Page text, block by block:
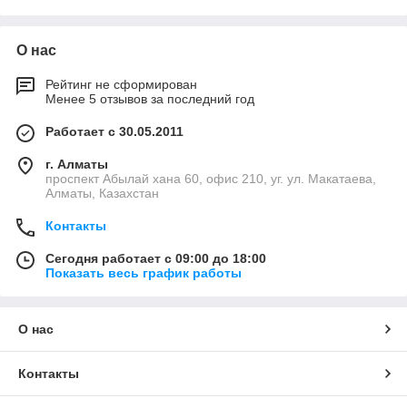
О нас
Рейтинг не сформирован
Менее 5 отзывов за последний год
Работает с 30.05.2011
г. Алматы
проспект Абылай хана 60, офис 210, уг. ул. Макатаева,
Алматы, Казахстан
Контакты
Сегодня работает с 09:00 до 18:00
Показать весь график работы
О нас
Контакты